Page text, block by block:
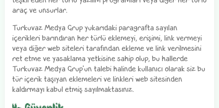
araç ve unsurlar.
Turkuvaz Medya Grup yukarıdaki paragrafta sayılan
içerikleri barındıran her türlü eklemeyi, erişimi, link vermeyi
veya diğer web siteleri tarafından ekleme ve link verilmesini
ret etme ve yasaklama yetkisine sahip olup, bu hallerde
Turkuvaz Medya Grup'un talebi halinde kullanıcı olarak siz bu
tür içerik taşıyan eklemeleri ve linkleri web sitesinden
kaldırmayı kabul etmiş sayılmaktasınız.